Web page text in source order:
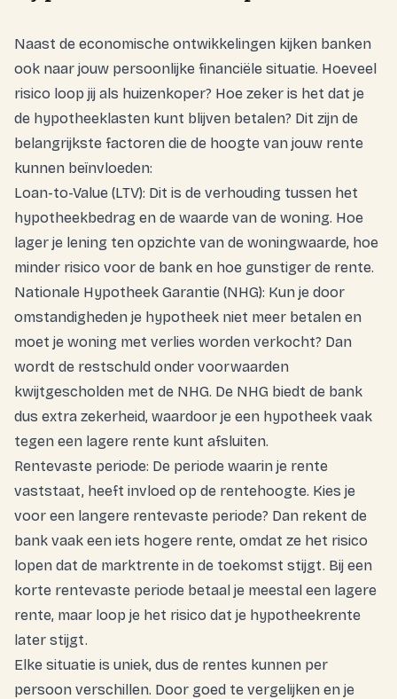
Naast de economische ontwikkelingen kijken banken
ook naar jouw persoonlijke financiële situatie. Hoeveel
risico loop jij als huizenkoper? Hoe zeker is het dat je
de hypotheeklasten kunt blijven betalen? Dit zijn de
belangrijkste factoren die de hoogte van jouw rente
kunnen beïnvloeden:
Loan-to-Value (LTV): Dit is de verhouding tussen het
hypotheekbedrag en de waarde van de woning. Hoe
lager je lening ten opzichte van de woningwaarde, hoe
minder risico voor de bank en hoe gunstiger de rente.
Nationale Hypotheek Garantie (NHG): Kun je door
omstandigheden je hypotheek niet meer betalen en
moet je woning met verlies worden verkocht? Dan
wordt de restschuld onder voorwaarden
kwijtgescholden met de NHG. De NHG biedt de bank
dus extra zekerheid, waardoor je een hypotheek vaak
tegen een lagere rente kunt afsluiten.
Rentevaste periode: De periode waarin je rente
vaststaat, heeft invloed op de rentehoogte. Kies je
voor een langere rentevaste periode? Dan rekent de
bank vaak een iets hogere rente, omdat ze het risico
lopen dat de marktrente in de toekomst stijgt. Bij een
korte rentevaste periode betaal je meestal een lagere
rente, maar loop je het risico dat je hypotheekrente
later stijgt.
Elke situatie is uniek, dus de rentes kunnen per
persoon verschillen. Door goed te vergelijken en je